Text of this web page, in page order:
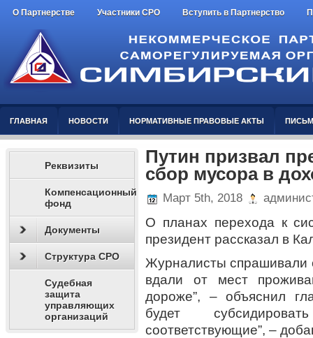
О Партнерстве Участники СРО Вступить в Партнерство
ГЛАВНАЯ НОВОСТИ НОРМАТИВНЫЕ ПРАВОВЫЕ АКТЫ
Реквизиты
Компенсационный
фонд
Документы
Структура СРО
Судебная
защита
управляющих
организаций
Путин призвал
сбор мусора в
Март 5th, 2018
О планах перехода к
президент рассказал в
Журналисты спрашивали
вдали от мест
дороже”, – объяснил
будет
соответствующие”, –